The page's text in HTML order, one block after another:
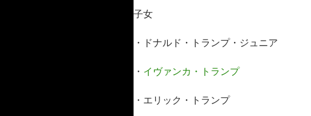
子女
・ドナルド・トランプ・ジュニア
・ イヴァンカ・トランプ
・エリック・トランプ